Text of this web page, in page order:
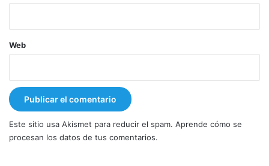
Web
Este sitio usa Akismet para reducir el spam. Aprende cómo se
procesan los datos de tus comentarios.